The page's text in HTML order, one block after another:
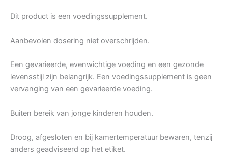
Dit product is een voedingssupplement.
Aanbevolen dosering niet overschrijden.
Een gevarieerde, evenwichtige voeding en een gezonde
levensstijl zijn belangrijk. Een voedingssupplement is geen
vervanging van een gevarieerde voeding.
Buiten bereik van jonge kinderen houden.
Droog, afgesloten en bij kamertemperatuur bewaren, tenzij
anders geadviseerd op het etiket.